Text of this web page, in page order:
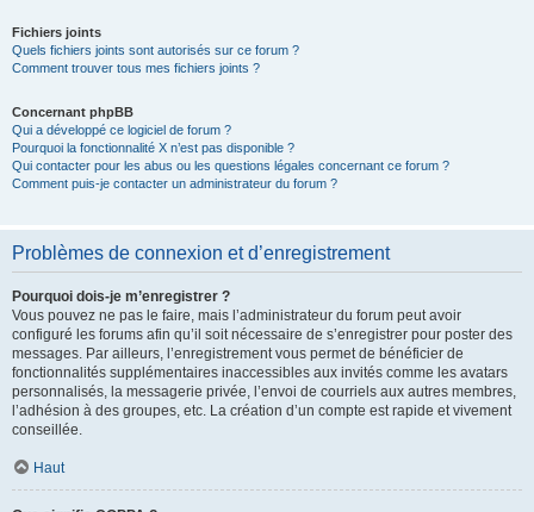
Fichiers joints
Quels fichiers joints sont autorisés sur ce forum ?
Comment trouver tous mes fichiers joints ?
Concernant phpBB
Qui a développé ce logiciel de forum ?
Pourquoi la fonctionnalité X n’est pas disponible ?
Qui contacter pour les abus ou les questions légales concernant ce forum ?
Comment puis-je contacter un administrateur du forum ?
Problèmes de connexion et d’enregistrement
Pourquoi dois-je m’enregistrer ?
Vous pouvez ne pas le faire, mais l’administrateur du forum peut avoir
configuré les forums afin qu’il soit nécessaire de s’enregistrer pour poster des
messages. Par ailleurs, l’enregistrement vous permet de bénéficier de
fonctionnalités supplémentaires inaccessibles aux invités comme les avatars
personnalisés, la messagerie privée, l’envoi de courriels aux autres membres,
l’adhésion à des groupes, etc. La création d’un compte est rapide et vivement
conseillée.
Haut